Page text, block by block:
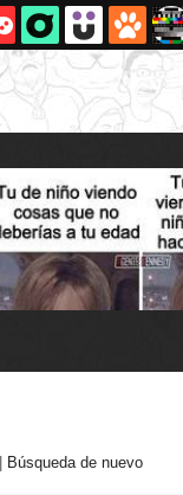
Búsqueda de nuevo